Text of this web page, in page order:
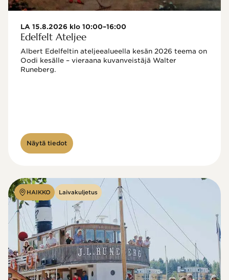
LA 15.8.2026 klo 10:00–16:00
Edelfelt Ateljee
Albert Edelfeltin ateljeealueella kesän 2026 teema on
Oodi kesälle – vieraana kuvanveistäjä Walter
Näytä tiedot
HAIKKO Laivakuljetus